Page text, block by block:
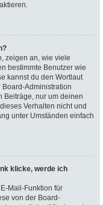
zeigen an, wie viele
bestimmte Benutzer wie
kannst du den Wortlaut
Administration
Beiträge, nur um deinen
Verhalten nicht und
unter Umständen einfach
klicke, werde ich
Mail-Funktion für
von der Board-